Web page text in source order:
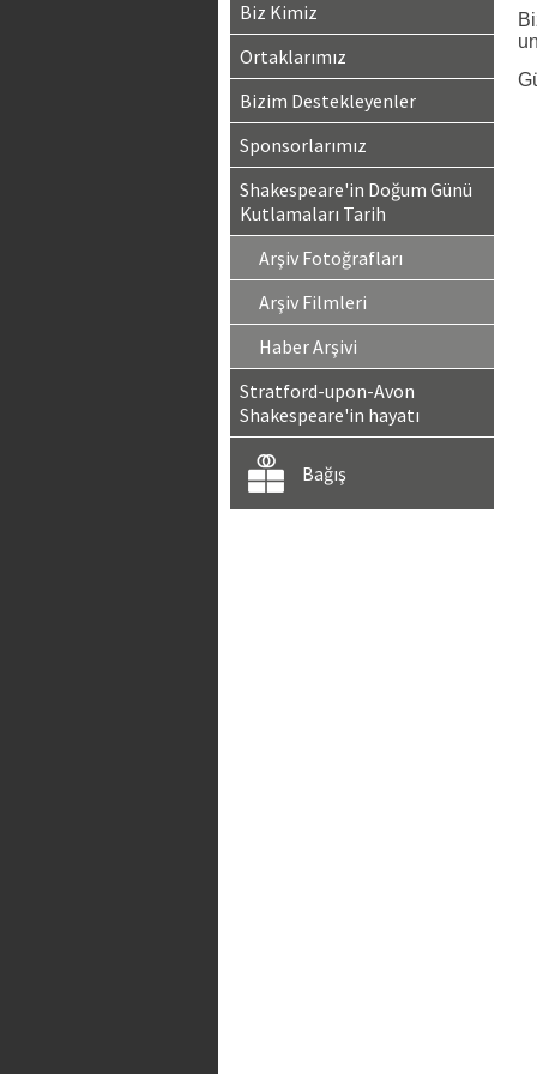
Biz Kimiz
Ortaklarımız
Bizim Destekleyenler
Sponsorlarımız
Shakespeare'in Doğum Günü
Kutlamaları Tarih
Arşiv Fotoğrafları
Arşiv Filmleri
Haber Arşivi
Stratford-upon-Avon
Shakespeare'in hayatı
Bağış